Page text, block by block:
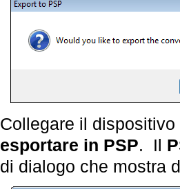
Collegare il
esportare in PSP. Il
di dialogo che mostra